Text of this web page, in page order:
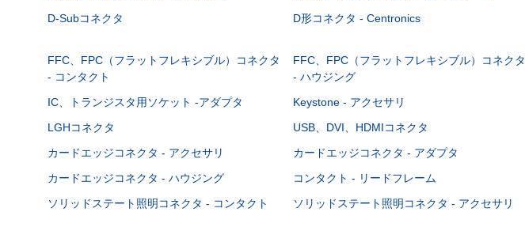
D-Subコネクタ
D形コネクタ - Centronics
FFC、FPC（フラットフレキシブル）コネクタ
- コンタクト
FFC、FPC（フラットフレキシブル）コネクタ
- ハウジング
IC、トランジスタ用ソケット -アダプタ Keystone - アクセサリ
LGHコネクタ
USB、DVI、HDMIコネクタ
カードエッジコネクタ - アクセサリ
カードエッジコネクタ - アダプタ
カードエッジコネクタ - ハウジング
コンタクト - リードフレーム
ソリッドステート照明コネクタ - コンタクト
ソリッドステート照明コネクタ - アクセサリ